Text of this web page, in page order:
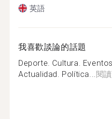
英語
我喜歡談論的話題
Deporte. Cultura.
Actualidad. Política... 閱